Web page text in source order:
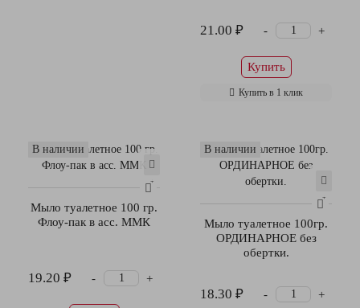
21.00 ₽ +
-
Купить
Купить в 1 клик
В наличии
Мыло туалетное 100 гр.
Флоу-пак в асс. ММК
19.20 ₽ +
-
В наличии
Мыло туалетное 100гр.
ОРДИНАРНОЕ без
обертки.
18.30 ₽ +
-